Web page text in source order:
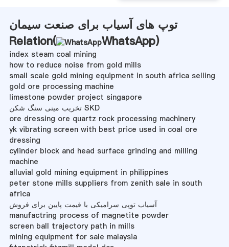
توپ های آسیاب برای صنعت سیمان
Relation(
WhatsApp)
index steam coal mining
how to reduce noise from gold mills
small scale gold mining equipment in south africa selling
gold ore processing machine
limestone powder project singapore
تخریب مینی سنگ شکن SKD
ore dressing ore quartz rock processing machinery
yk vibrating screen with best price used in coal ore
dressing
cylinder block and head surface grinding and milling
machine
alluvial gold mining equipment in philippines
peter stone mills suppliers from zenith sale in south
africa
آسیاب توپی سرامیکی با قیمت پایین برای فروش
manufactring process of magnetite powder
screen ball trajectory path in mills
mining equipment for sale malaysia